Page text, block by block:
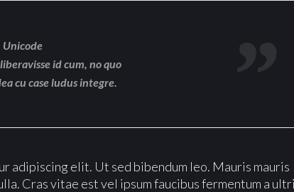
Unicode
id cum, no quo
cu case ludus integre.
adipiscing elit. Ut sed bibendum leo. Mauris mauris
Cras vitae est vel ipsum faucibus fermentum a